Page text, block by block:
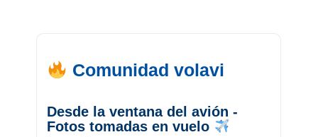
Comunidad volavi
Desde la ventana del avión -
Fotos tomadas en vuelo